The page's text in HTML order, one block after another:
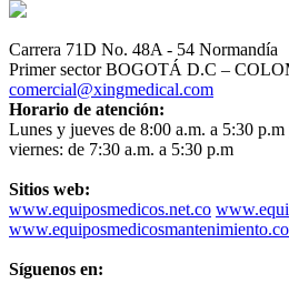
Carrera 71D No. 48A - 54 Normandía
Primer sector BOGOTÁ D.C –
comercial@xingmedical.com
Horario de atención:
Lunes y jueves de 8:00 a.m. a 5:30
viernes: de 7:30 a.m. a 5:30 p.m
Sitios web:
www.equiposmedicos.net.co
Síguenos en: